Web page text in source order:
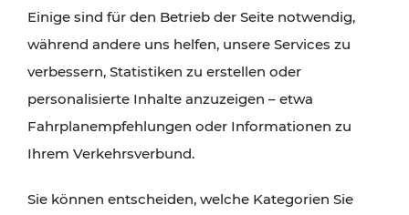
Attraktionen sind mit den Ticket- und Fahrplan-
Angeboten des VOR gut und schnell erreichbar.
Einige sind für den Betrieb der Seite notwendig,
während andere uns helfen, unsere Services zu
verbessern, Statistiken zu erstellen oder
personalisierte Inhalte anzuzeigen – etwa
Fahrplanempfehlungen oder Informationen zu
Ihrem Verkehrsverbund.
Sie können entscheiden, welche Kategorien Sie